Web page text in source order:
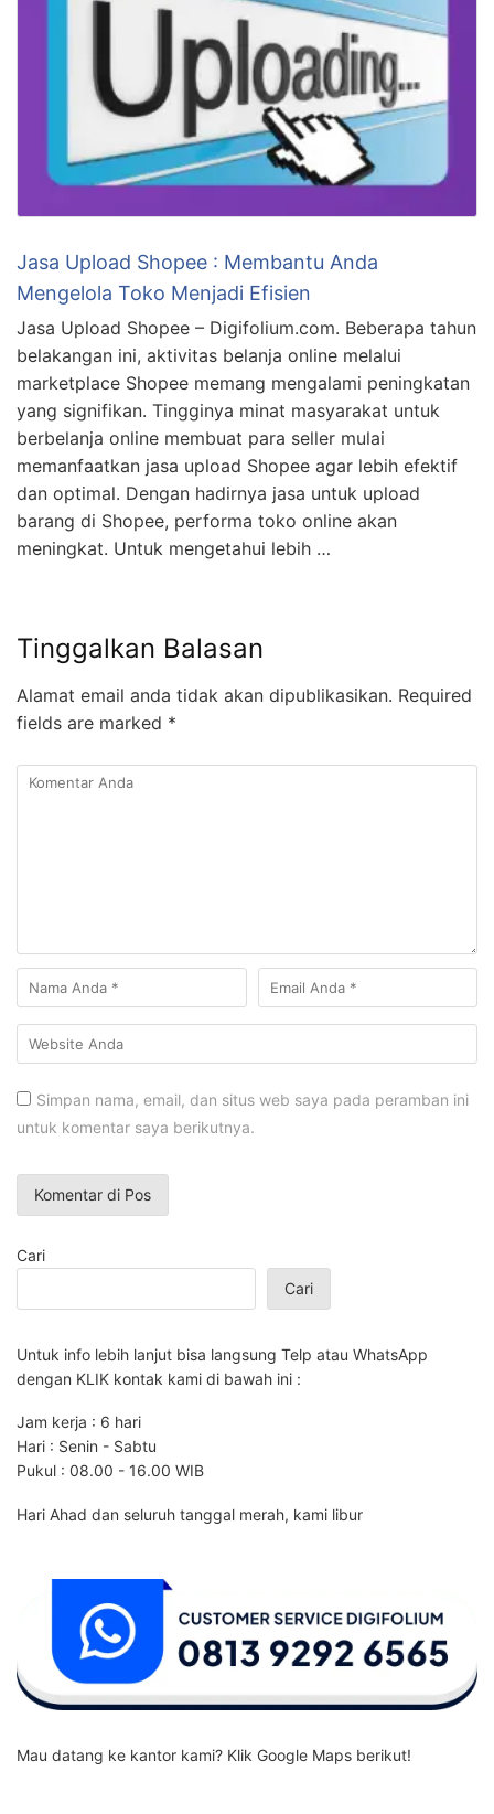
Jasa Upload Shopee : Membantu Anda
Mengelola Toko Menjadi Efisien
Jasa Upload Shopee – Digifolium.com. Beberapa tahun
belakangan ini, aktivitas belanja online melalui
marketplace Shopee memang mengalami peningkatan
yang signifikan. Tingginya minat masyarakat untuk
berbelanja online membuat para seller mulai
memanfaatkan jasa upload Shopee agar lebih efektif
dan optimal. Dengan hadirnya jasa untuk upload
barang di Shopee, performa toko online akan
meningkat. Untuk mengetahui lebih …
Tinggalkan Balasan
Alamat email anda tidak akan dipublikasikan. Required
fields are marked *
Simpan nama, email, dan situs web saya pada peramban ini
untuk komentar saya berikutnya.
Cari
Cari
Untuk info lebih lanjut bisa langsung Telp atau WhatsApp
dengan KLIK kontak kami di bawah ini :
Jam kerja : 6 hari
Hari : Senin - Sabtu
Pukul : 08.00 - 16.00 WIB
Hari Ahad dan seluruh tanggal merah, kami libur
Mau datang ke kantor kami? Klik Google Maps berikut!